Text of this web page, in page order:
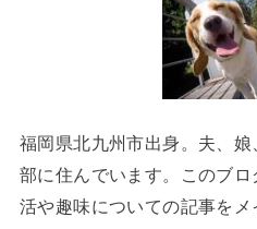
福岡県北九州市出身。夫、
部に住んでいます。このブ
活や趣味についての記事をメ